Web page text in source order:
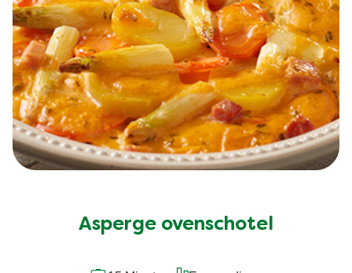
Asperge ovenschotel